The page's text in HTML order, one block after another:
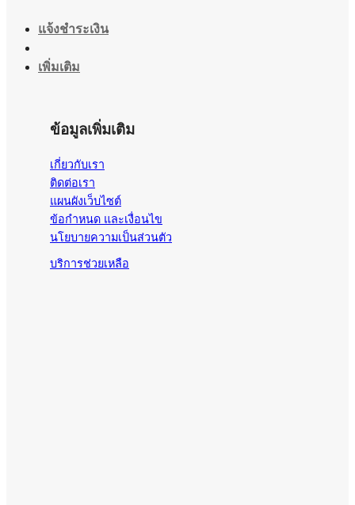
แจ้งชำระเงิน
เพิ่มเติม
ข้อมูลเพิ่มเติม
เกี่ยวกับเรา
ติดต่อเรา
แผนผังเว็บไซต์
ข้อกำหนด และเงื่อนไข
นโยบายความเป็นส่วนตัว
บริการช่วยเหลือ